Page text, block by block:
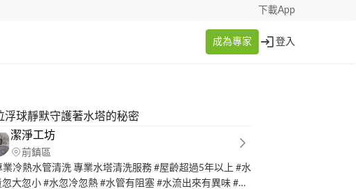
下載App
成為專家 登入
浮球靜默守護著水塔的秘密
潔淨工坊
前鎮區
業冷熱水管清洗 專業水塔清洗服務 #屋齡超過5年以上 #水
忽熱 #水管有阻塞 #水流出來有異味 #水